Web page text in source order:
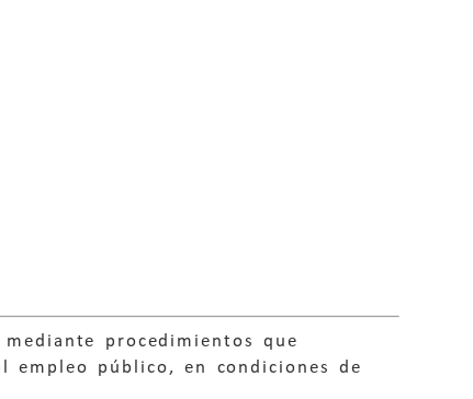
procedimientos que
público, en condiciones de